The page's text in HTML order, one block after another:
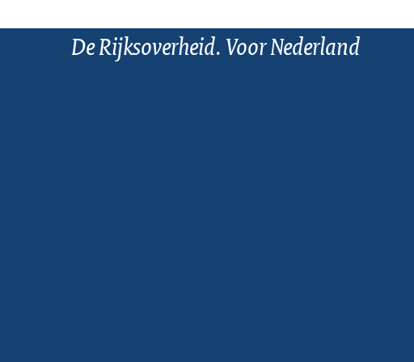
De Rijksoverheid. Voor Nederland